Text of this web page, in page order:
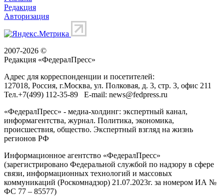
Редакция
Авторизация
2007-2026 ©
Редакция «ФедералПресс»
Адрес для корреспонденции и посетителей:
127018, Россия, г.Москва, ул. Полковая, д. 3, стр. 3, офис 211
Тел.+7(499) 112-35-89 E-mail: news@fedpress.ru
«ФедералПресс» - медиа-холдинг: экспертный канал,
информагентства, журнал. Политика, экономика,
происшествия, общество. Экспертный взгляд на жизнь
регионов РФ
Информационное агентство «ФедералПресс»
(зарегистрировано Федеральной службой по надзору в сфере
связи, информационных технологий и массовых
коммуникаций (Роскомнадзор) 21.07.2023г. за номером ИА №
ФС 77 – 85577)